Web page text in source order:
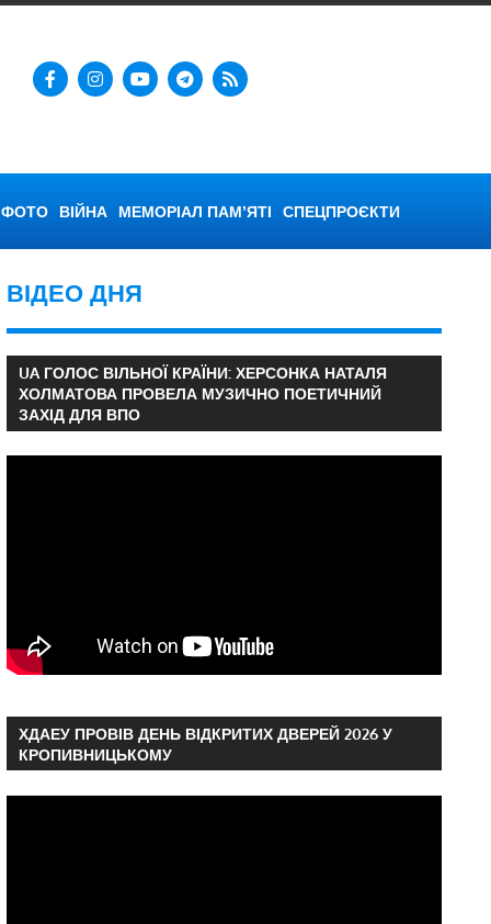
ФОТО ВІЙНА МЕМОРІАЛ ПАМ’ЯТІ СПЕЦПРОЄКТИ
ВІДЕО ДНЯ
UA ГОЛОС ВІЛЬНОЇ КРАЇНИ: ХЕРСОНКА НАТАЛЯ
ХОЛМАТОВА ПРОВЕЛА МУЗИЧНО ПОЕТИЧНИЙ
ЗАХІД ДЛЯ ВПО
ХДАЕУ ПРОВІВ ДЕНЬ ВІДКРИТИХ ДВЕРЕЙ 2026 У
КРОПИВНИЦЬКОМУ